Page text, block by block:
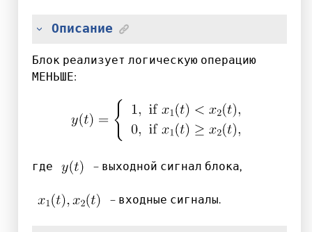
Описание
Блок реализует логическую операцию
МЕНЬШЕ:
где – выходной сигнал блока,
– входные сигналы.